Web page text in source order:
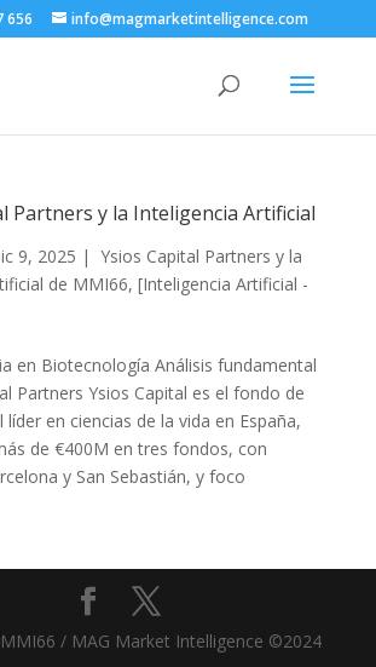
656 info@magmarketintelligence.com
Partners y la Inteligencia Artificial
9, 2025 | Ysios Capital Partners y la
de MMI66, [Inteligencia Artificial -
en Biotecnología Análisis fundamental
Partners Ysios Capital es el fondo de
en ciencias de la vida en España,
de €400M en tres fondos, con
y San Sebastián, y foco
/ MAG Market Intelligence ©2024